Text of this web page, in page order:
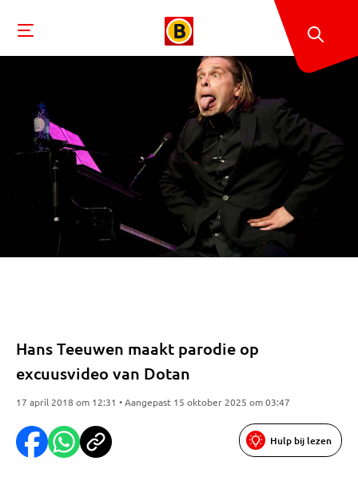
Hans Teeuwen maakt parodie op
excuusvideo van Dotan
17 april 2018 om 12:31 • Aangepast 15 oktober 2025 om 03:47
Hulp bij lezen